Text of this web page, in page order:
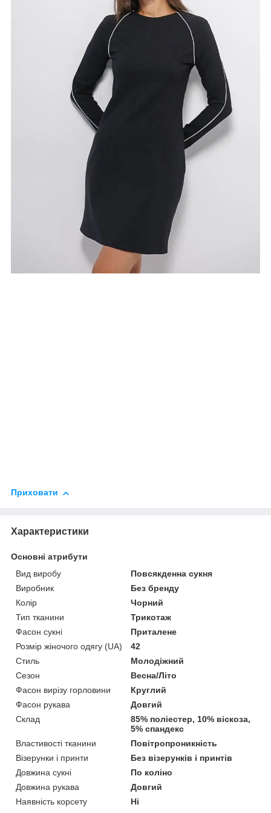
Приховати
Характеристики
Основні атрибути
Вид виробу
Повсякденна сукня
Виробник
Без бренду
Колір
Чорний
Тип тканини
Трикотаж
Фасон сукні
Приталене
Розмір жіночого одягу (UA)
42
Стиль
Молодіжний
Сезон
Весна/Літо
Фасон вирізу горловини
Круглий
Фасон рукава
Довгий
Склад
85% поліестер, 10% віскоза,
5% спандекс
Властивості тканини
Повітропроникність
Візерунки і принти
Без візерунків і принтів
Довжина сукні
По коліно
Довжина рукава
Довгий
Наявність корсету
Ні